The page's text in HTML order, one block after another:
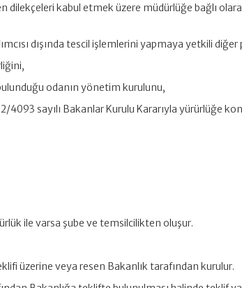
dilekçeleri kabul etmek üzere müdürlüğe bağlı
dışında tescil işlemlerini yapmaya yetkili diğer
odanın yönetim kurulunu,
4093 sayılı Bakanlar Kurulu Kararıyla yürürlüğe
ile varsa şube ve temsilcilikten oluşur.
üzerine veya resen Bakanlık tarafından kurulur.